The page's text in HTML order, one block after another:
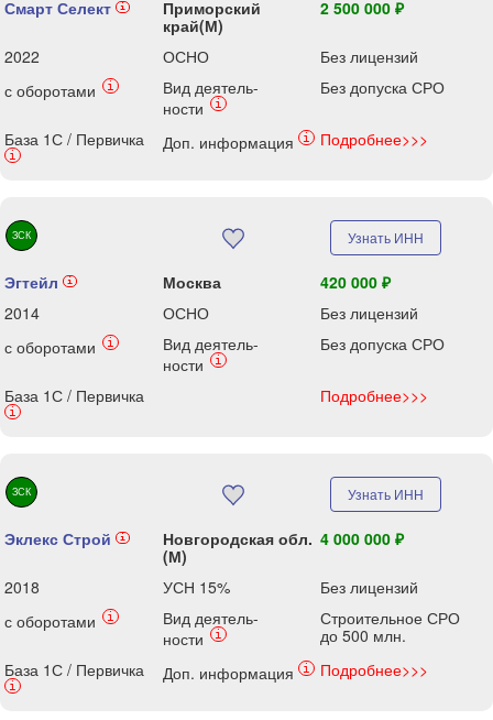
Смарт Селект i
Приморский
край(М)
2 500 000 ₽
2022 ОСНО
Без лицензий
с оборотами
i
Вид деятель-
ности
i
Без допуска СРО
База 1С / Первичка
i
Доп. информация i Подробнее>>>
ЗСК Узнать ИНН
Эгтейл i Москва
420 000 ₽
2014
ОСНО
Без лицензий
с оборотами
i
Вид деятель-
ности
i
Без допуска СРО
База 1С / Первичка
i
Подробнее>>>
ЗСК Узнать ИНН
Эклекс Строй i
Новгородская обл.
(М)
4 000 000 ₽
2018 УСН 15%
Без лицензий
с оборотами
i
Вид деятель-
ности
i
Строительное СРО
до 500 млн.
База 1С / Первичка
i
Доп. информация i Подробнее>>>